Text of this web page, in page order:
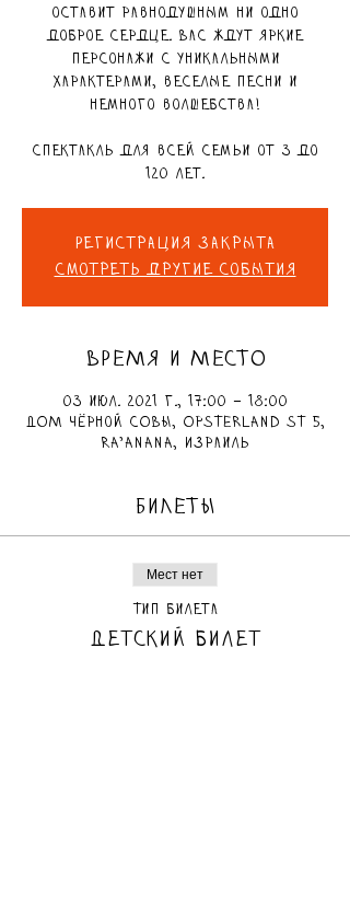
оставит равнодушным ни одно
доброе сердце. Вас ждут яркие
персонажи с уникальными
характерами, веселые песни и
немного волшебства!
Спектакль для всей семьи от 3 до
120 лет.
Регистрация закрыта
Смотреть другие события
ВРЕМЯ И МЕСТО
03 июл. 2021 г., 17:00 – 18:00
ДОМ чёрной СОВЫ, Opsterland St 5,
Ra'anana, Израиль
БИЛЕТЫ
Мест нет
Тип билета
Детский билет